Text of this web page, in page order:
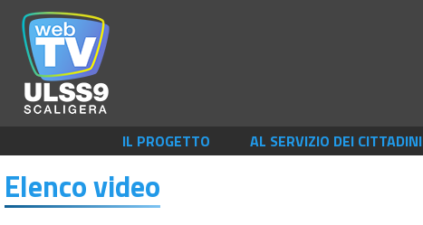
IL PROGETTO
AL SERVIZIO DEI CITTADINI
Elenco video